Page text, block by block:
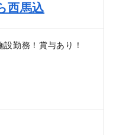
西馬込
設勤務！賞与あり！